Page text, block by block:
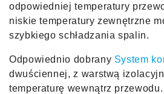
odpowiedniej temperatury
niskie temperatury zewnętrzne
szybkiego schładzania spalin.
Odpowiednio dobrany System
dwuściennej, z warstwą
temperaturę wewnątrz przewodu.